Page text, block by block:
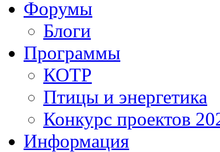
Форумы
Блоги
Программы
КОТР
Птицы и энергетика
Конкурс проектов
Информация